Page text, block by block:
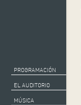
PROGRAMACIÓN
EL AUDITORIO
MÚSICA